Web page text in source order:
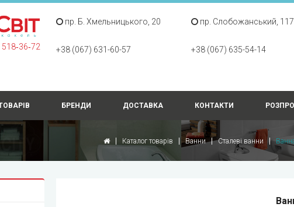
пр. Б. Хмельницького, 20
+38 (067) 631-60-57
пр. Слобожанський, 117
+38 (067) 635-54-14
БРЕНДИ ДОСТАВКА КОНТАКТИ
Каталог товарів Ванни Сталеві ванни